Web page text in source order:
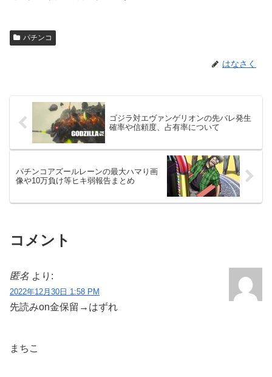
パチンコ
はなさく
ゴジラ対エヴァンゲリオンの先バレ発生
確率や信頼度、占有率について
パチンコアズールレーンの最大ハマり画
像や10万負け等ヒキ弱報告まとめ
コメント
匿名 より:
2022年12月30日 1:58 PM
先読みon金保留→はずれ
まちこ